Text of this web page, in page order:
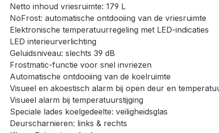
Netto inhoud vriesruimte: 179 L
NoFrost: automatische ontdooiing van de vriesruimte
Elektronische temperatuurregeling met LED-indicaties
LED interieurverlichting
Geluidsniveau: slechts 39 dB
Frostmatic-functie voor snel invriezen
Automatische ontdooiing van de koelruimte
Visueel en akoestisch alarm bij open deur en
Visueel alarm bij temperatuurstijging
Speciale lades koelgedeelte: veiligheidsglas
Deurscharnieren: links & rechts